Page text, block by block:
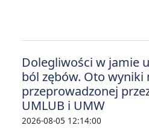
Dolegliwości w jamie
ból zębów. Oto wyniki
przeprowadzonej
UMLUB i UMW
2026-08-05 12:14:00